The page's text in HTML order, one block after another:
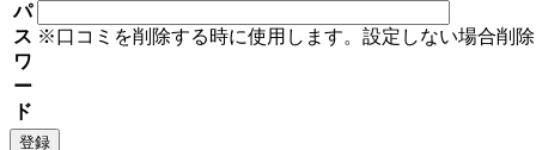
パ
ス
ワ
ー
ド
※口コミを削除する時に使用します。設定しない場合削